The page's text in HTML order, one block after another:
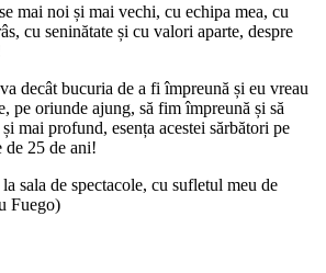
mai noi și mai vechi, cu echipa mea, cu
cu seninătate și cu valori aparte, despre
decât bucuria de a fi împreună și eu vreau
pe oriunde ajung, să fim împreună și să
mai profund, esența acestei sărbători pe
de 25 de ani!
sala de spectacole, cu sufletul meu de
Fuego)